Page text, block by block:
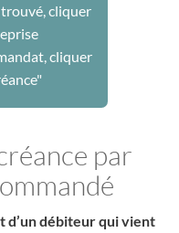
cliquer
cliquer
par
d’un débiteur qui vient